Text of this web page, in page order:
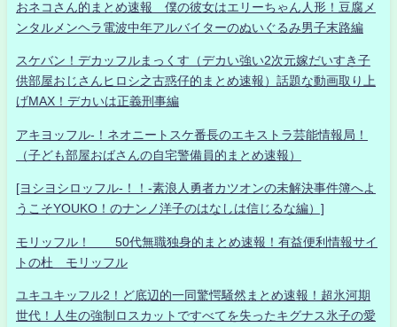
おネコさん的まとめ速報 僕の彼女はエリーちゃん人形！豆腐メ
ンタルメンヘラ電波中年アルバイターのぬいぐるみ男子末路編
スケバン！デカッフルまっくす（デカい強い2次元嫁だいすき子
供部屋おじさんヒロシ之古惑仔的まとめ速報）話題な動画取り上
げMAX！デカいは正義刑事編
アキヨッフル-！ネオニートスケ番長のエキストラ芸能情報局！
（子ども部屋おばさんの自宅警備員的まとめ速報）
[ヨシヨシロッフル-！！-素浪人勇者カツオンの未解決事件簿へよ
うこそYOUKO！のナンノ洋子のはなしは信じるな編）]
モリッフル！ 50代無職独身的まとめ速報！有益便利情報サイ
トの杜 モリッフル
ユキユキッフル2！ど底辺的一同驚愕騒然まとめ速報！超氷河期
世代！人生の強制ロスカットですべてを失ったキグナス氷子の愛